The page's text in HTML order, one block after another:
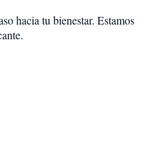
hacia tu bienestar. Estamos
.